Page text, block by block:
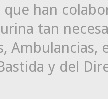
han
tan
Ambulancias,
y del